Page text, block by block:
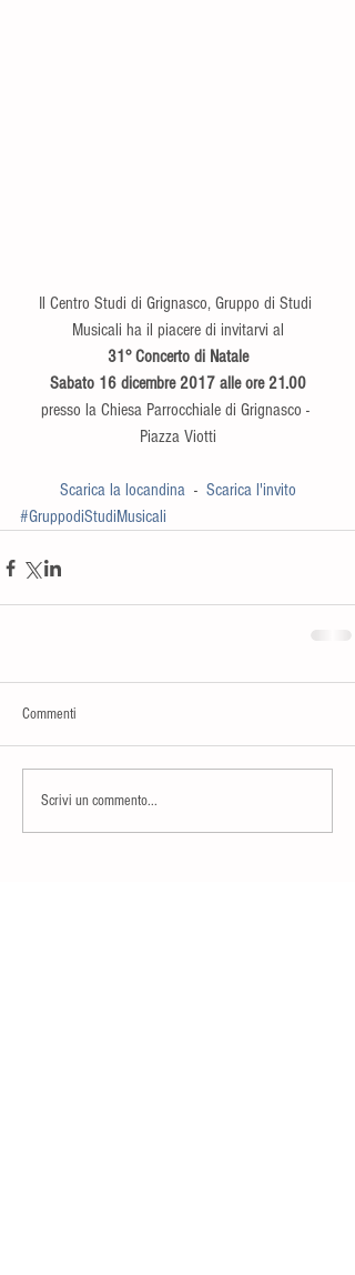
Il Centro Studi di Grignasco, Gruppo di Studi
Musicali ha il piacere di invitarvi al
31° Concerto di Natale
Sabato 16 dicembre 2017 alle ore 21.00
presso la Chiesa Parrocchiale di Grignasco -
Piazza Viotti
Scarica la locandina
  -
Scarica l'invito
#GruppodiStudiMusicali
Commenti
Scrivi un commento...